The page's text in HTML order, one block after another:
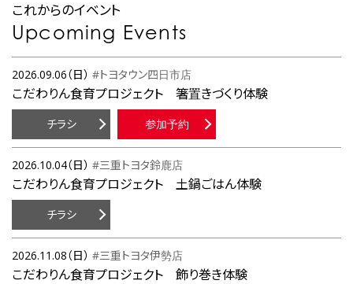
これからのイベント
Upcoming Events
2026.09.06（日） #トヨタウン四日市店
こだわりん食育プロジェクト 箸置きづくり体験
チラシ 参加予約
2026.10.04（日） #三重トヨタ鈴鹿店
こだわりん食育プロジェクト 土鍋ごはん体験
チラシ
2026.11.08（日） #三重トヨタ伊勢店
こだわりん食育プロジェクト 飾り巻き体験